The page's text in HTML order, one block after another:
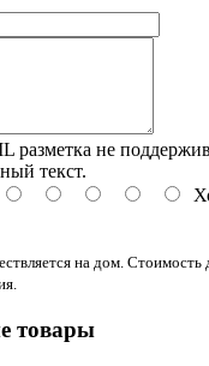
разметка не
текст.
на дом. Стоимость
товары